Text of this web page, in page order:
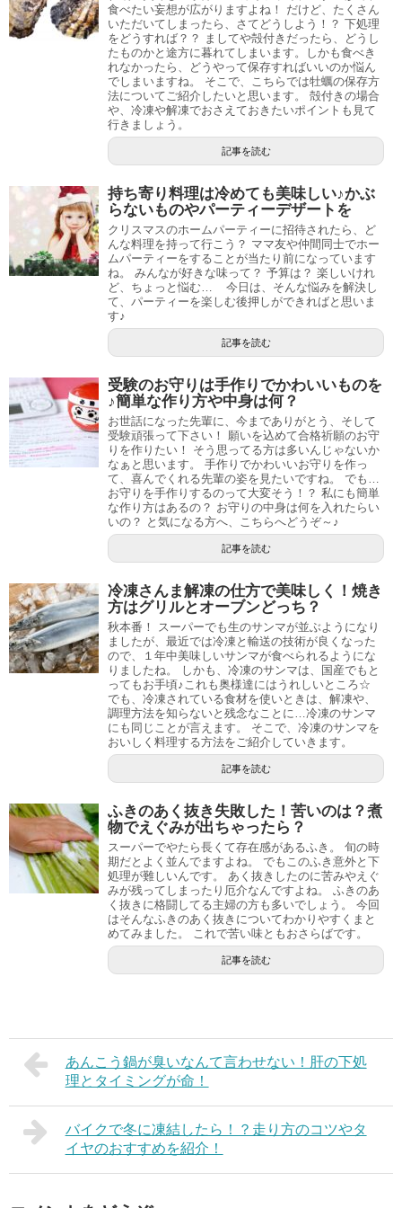
食べたい妄想が広がりますよね！ だけど、たくさん
いただいてしまったら、さてどうしよう！？ 下処理
をどうすれば？？ ましてや殻付きだったら、どうし
たものかと途方に暮れてしまいます。しかも食べき
れなかったら、どうやって保存すればいいのか悩ん
でしまいますね。 そこで、こちらでは牡蠣の保存方
法についてご紹介したいと思います。 殻付きの場合
や、冷凍や解凍でおさえておきたいポイントも見て
行きましょう。
記事を読む
持ち寄り料理は冷めても美味しい♪かぶ
らないものやパーティーデザートを
クリスマスのホームパーティーに招待されたら、ど
んな料理を持って行こう？ ママ友や仲間同士でホー
ムパーティーをすることが当たり前になっています
ね。 みんなが好きな味って？ 予算は？ 楽しいけれ
ど、ちょっと悩む… 今日は、そんな悩みを解決し
て、パーティーを楽しむ後押しができればと思いま
す♪
記事を読む
受験のお守りは手作りでかわいいものを
♪簡単な作り方や中身は何？
お世話になった先輩に、今までありがとう、そして
受験頑張って下さい！ 願いを込めて合格祈願のお守
りを作りたい！ そう思ってる方は多いんじゃないか
なぁと思います。 手作りでかわいいお守りを作っ
て、喜んでくれる先輩の姿を見たいですね。 でも…
お守りを手作りするのって大変そう！？ 私にも簡単
な作り方はあるの？ お守りの中身は何を入れたらい
いの？ と気になる方へ、こちらへどうぞ～♪
記事を読む
冷凍さんま解凍の仕方で美味しく！焼き
方はグリルとオーブンどっち？
秋本番！ スーパーでも生のサンマが並ぶようになり
ましたが、最近では冷凍と輸送の技術が良くなった
ので、１年中美味しいサンマが食べられるようにな
りましたね。 しかも、冷凍のサンマは、国産でもと
ってもお手頃♪これも奥様達にはうれしいところ☆
でも、冷凍されている食材を使いときは、解凍や、
調理方法を知らないと残念なことに…冷凍のサンマ
にも同じことが言えます。 そこで、冷凍のサンマを
おいしく料理する方法をご紹介していきます。
記事を読む
ふきのあく抜き失敗した！苦いのは？煮
物でえぐみが出ちゃったら？
スーパーでやたら長くて存在感があるふき。 旬の時
期だとよく並んでますよね。 でもこのふき意外と下
処理が難しいんです。 あく抜きしたのに苦みやえぐ
みが残ってしまったり厄介なんですよね。 ふきのあ
く抜きに格闘してる主婦の方も多いでしょう。 今回
はそんなふきのあく抜きについてわかりやすくまと
めてみました。 これで苦い味ともおさらばです。
記事を読む
あんこう鍋が臭いなんて言わせない！肝の下処
理とタイミングが命！
バイクで冬に凍結したら！？走り方のコツやタ
イヤのおすすめを紹介！